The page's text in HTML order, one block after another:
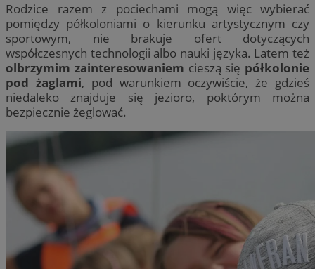
Rodzice razem z pociechami mogą więc wybierać
pomiędzy półkoloniami o kierunku artystycznym czy
sportowym, nie brakuje ofert dotyczących
współczesnych technologii albo nauki języka. Latem też
olbrzymim zainteresowaniem cieszą się półkolonie
pod żaglami, pod warunkiem oczywiście, że gdzieś
niedaleko znajduje się jezioro, poktórym można
bezpiecznie żeglować.